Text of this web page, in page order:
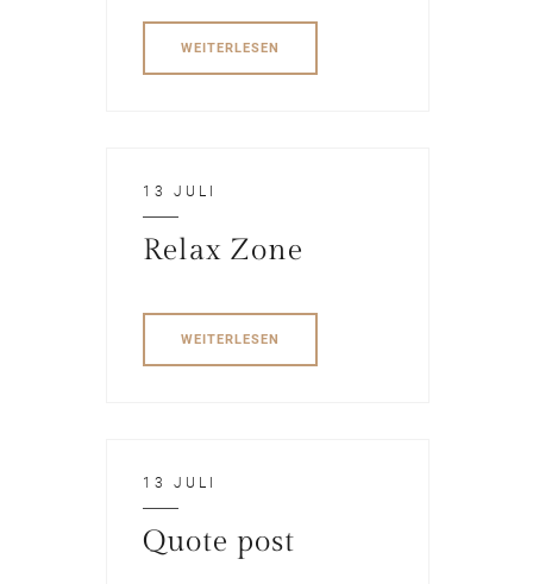
WEITERLESEN
13 JULI
Relax Zone
WEITERLESEN
13 JULI
Quote post